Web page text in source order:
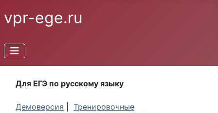
vpr-ege.ru
Для ЕГЭ по русскому языку
Демоверсия
Тренировочные